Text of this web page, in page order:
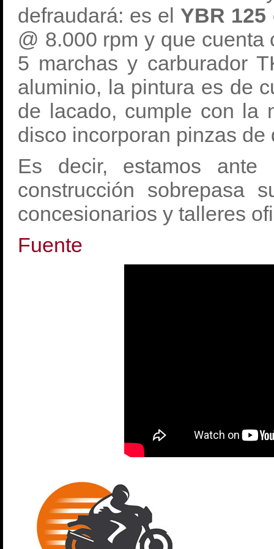
defraudará: es el YBR
@ 8.000 rpm y que
5 marchas y carburador
aluminio, la pintura es de
de lacado, cumple con la
disco incorporan pinzas de
Es decir, estamos
construcción sobrepasa
concesionarios y talleres
Fuente